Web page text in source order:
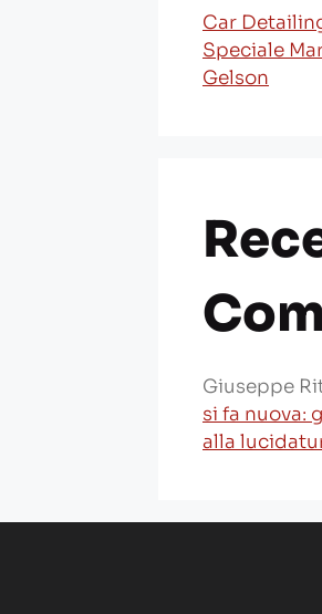
Car
Speciale
Gelson
Giuseppe
si fa nuova:
alla